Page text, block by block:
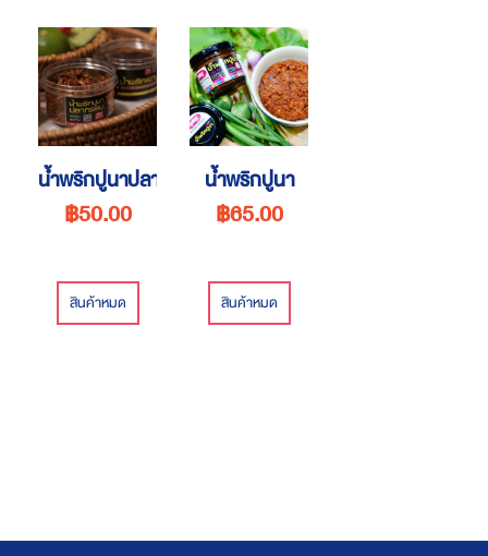
น้ำพริกปูนาปลากรอบ
฿50.00
สินค้าหมด
น้ำพริกปูนา
฿65.00
สินค้าหมด